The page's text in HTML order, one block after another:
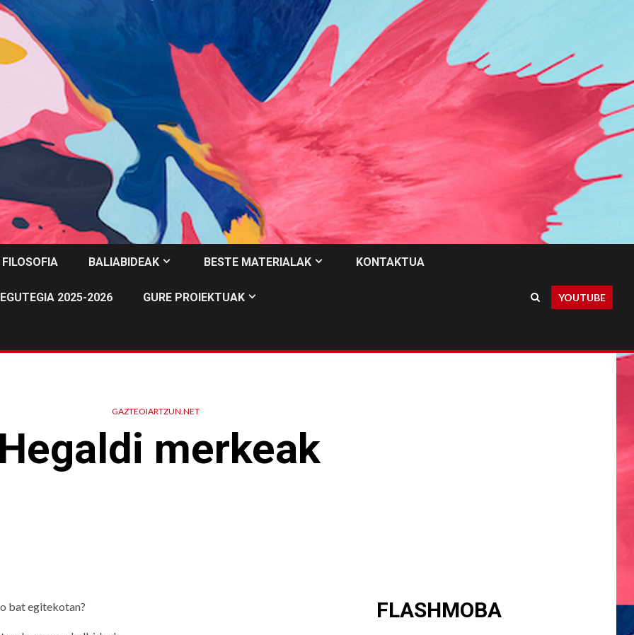
FILOSOFIA BALIABIDEAK BESTE MATERIALAK KONTAKTUA
EGUTEGIA 2025-2026 GURE PROIEKTUAK YOUTUBE
GAZTEOIARTZUN.NET
Hegaldi merkeak
bat egitekotan? FLASHMOBA